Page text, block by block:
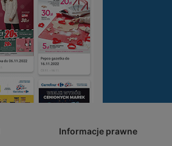
Informacje prawne